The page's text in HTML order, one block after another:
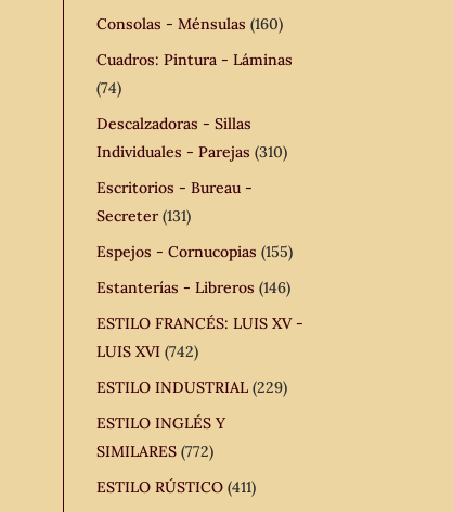
Consolas - Ménsulas (160)
Cuadros: Pintura - Láminas
(74)
Descalzadoras - Sillas
Individuales - Parejas (310)
Escritorios - Bureau -
Secreter (131)
Espejos - Cornucopias (155)
Estanterías - Libreros (146)
ESTILO FRANCÉS: LUIS XV -
LUIS XVI (742)
ESTILO INDUSTRIAL (229)
ESTILO INGLÉS Y
SIMILARES (772)
ESTILO RÚSTICO (411)